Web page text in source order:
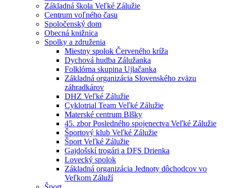
Základná škola Veľké Zálužie
Centrum voľného času
Spoločenský dom
Obecná knižnica
Spolky a združenia
Miestny spolok Červeného kríža
Dychová hudba Zálužanka
Folklórna skupina Ujlačanka
Základná organizácia Slovenského zväzu
záhradkárov
DHZ Veľké Zálužie
Cyklotrial Team Veľké Zálužie
Materské centrum Blšky
45. zbor Posledného spojenectva Veľké Zálužie
Športový klub Veľké Zálužie
Šport Veľké Zálužie
Gajdošskí trogári a DFS Drienka
Lovecký spolok
Základná organizácia Jednoty dôchodcov vo
Veľkom Záluží